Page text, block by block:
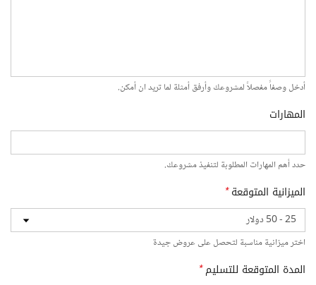
أدخل وصفاً مفصلاً لمشروعك وأرفق أمثلة لما تريد ان أمكن.
المهارات
حدد أهم المهارات المطلوبة لتنفيذ مشروعك.
الميزانية المتوقعة*
اختر ميزانية مناسبة لتحصل على عروض جيدة
المدة المتوقعة للتسليم*